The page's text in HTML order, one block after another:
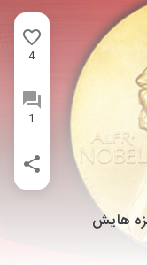
4
1
هایش